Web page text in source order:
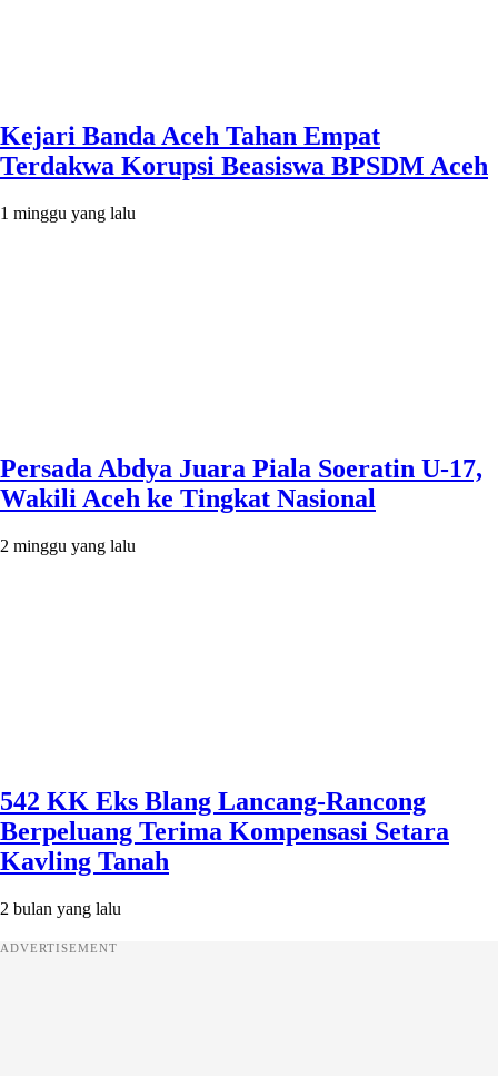
Kejari Banda Aceh Tahan Empat
Terdakwa Korupsi Beasiswa BPSDM Aceh
1 minggu yang lalu
Persada Abdya Juara Piala Soeratin U-17,
Wakili Aceh ke Tingkat Nasional
2 minggu yang lalu
542 KK Eks Blang Lancang-Rancong
Berpeluang Terima Kompensasi Setara
Kavling Tanah
2 bulan yang lalu
ADVERTISEMENT